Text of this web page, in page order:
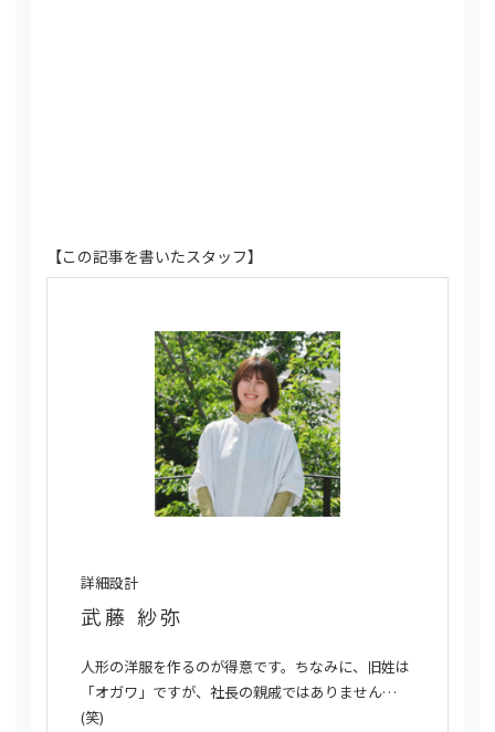
【この記事を書いたスタッフ】
詳細設計
武藤 紗弥
人形の洋服を作るのが得意です。ちなみに、旧姓は
「オガワ」ですが、社長の親戚ではありません…
(笑)